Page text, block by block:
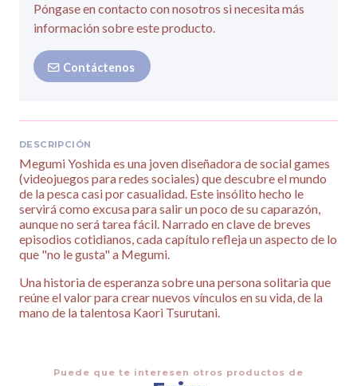
Póngase en contacto con nosotros si necesita más
información sobre este producto.
Contáctenos
DESCRIPCIÓN
Megumi Yoshida es una joven diseñadora de social games
(videojuegos para redes sociales) que descubre el mundo
de la pesca casi por casualidad. Este insólito hecho le
servirá como excusa para salir un poco de su caparazón,
aunque no será tarea fácil. Narrado en clave de breves
episodios cotidianos, cada capítulo refleja un aspecto de lo
que "no le gusta" a Megumi.
Una historia de esperanza sobre una persona solitaria que
reúne el valor para crear nuevos vínculos en su vida, de la
mano de la talentosa Kaori Tsurutani.
Puede que te interesen otros productos de